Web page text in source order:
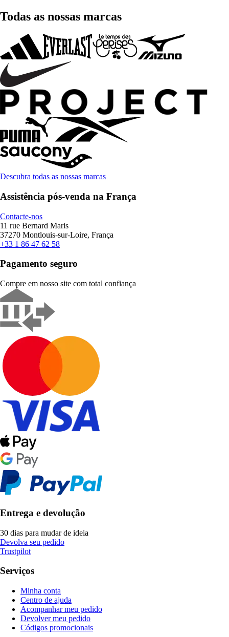
Todas as nossas marcas
Descubra todas as nossas marcas
Assistência pós-venda na França
Contacte-nos
11 rue Bernard Maris
37270 Montlouis-sur-Loire, França
+33 1 86 47 62 58
Pagamento seguro
Compre em nosso site com total confiança
Entrega e devolução
30 dias para mudar de ideia
Devolva seu pedido
Trustpilot
Serviços
Minha conta
Centro de ajuda
Acompanhar meu pedido
Devolver meu pedido
Códigos promocionais